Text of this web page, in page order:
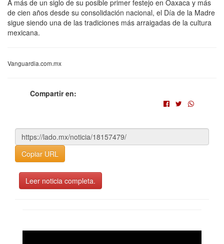
A más de un siglo de su posible primer festejo en Oaxaca y más
de cien años desde su consolidación nacional, el Día de la Madre
sigue siendo una de las tradiciones más arraigadas de la cultura
mexicana.
Vanguardia.com.mx
Compartir en:
Copiar URL
Leer noticia completa.